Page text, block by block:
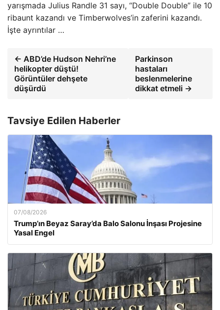
yarışmada Julius Randle 31 sayı, “Double Double” ile 10
ribaunt kazandı ve Timberwolves’in zaferini kazandı.
İşte ayrıntılar …
← ABD’de Hudson Nehri’ne
helikopter düştü!
Görüntüler dehşete
düşürdü
Parkinson
hastaları
beslenmelerine
dikkat etmeli →
Tavsiye Edilen Haberler
07/08/2026
Trump’ın Beyaz Saray’da Balo Salonu İnşası Projesine
Yasal Engel